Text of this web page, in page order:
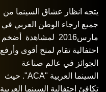
يتجه انظار عشاق السينما من
جميع ارجاء الوطن العربي في
مارس2016 لمشاهدة أضخم
احتفالية تقام لمنح أقوى وأرفع
الجوائز في عالم صناعة
السينما العربية "ACA". حيث
تكافئ احتفالية السينما العربية